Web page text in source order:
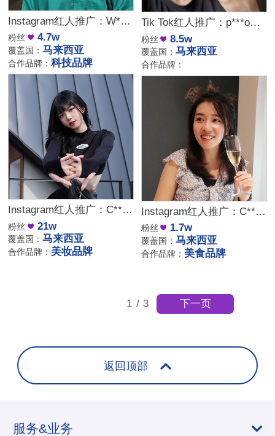
Instagram红人推广：W***y｜马来西亚 科技
粉丝 4.7w
覆盖国：马来西亚
合作品牌：科技品牌
Tik Tok红人推广：p***o｜马来西亚 科技
粉丝 8.5w
覆盖国：马来西亚
合作品牌：
Instagram红人推广：C***n｜马来西亚 生活娱乐
粉丝 21w
覆盖国：马来西亚
合作品牌： 美妆品牌
Instagram红人推广：C***e｜马来西亚 美食
粉丝 1.7w
覆盖国：马来西亚
合作品牌： 美食品牌
1 / 3 下一页
返回顶部
服务&业务